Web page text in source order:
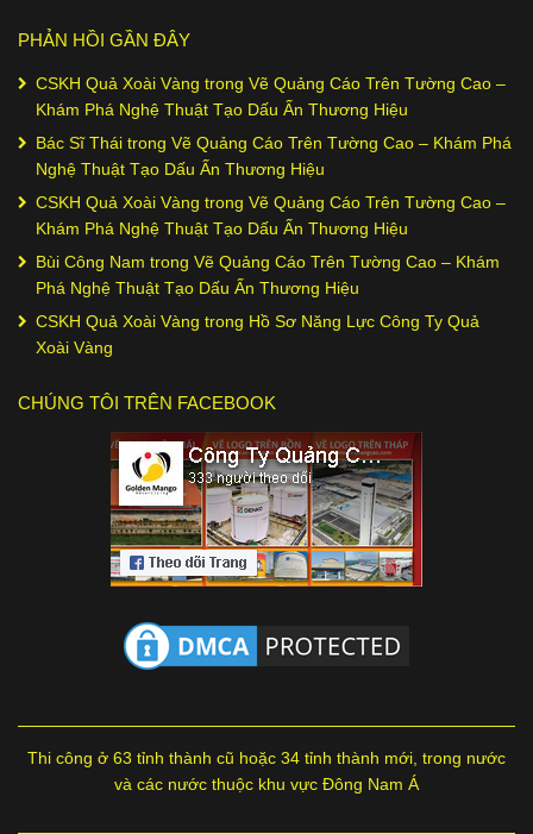
PHẢN HỒI GẦN ĐÂY
CSKH Quả Xoài Vàng trong Vẽ Quảng Cáo Trên Tường Cao –
Khám Phá Nghệ Thuật Tạo Dấu Ấn Thương Hiệu
Bác Sĩ Thái trong Vẽ Quảng Cáo Trên Tường Cao – Khám Phá
Nghệ Thuật Tạo Dấu Ấn Thương Hiệu
CSKH Quả Xoài Vàng trong Vẽ Quảng Cáo Trên Tường Cao –
Khám Phá Nghệ Thuật Tạo Dấu Ấn Thương Hiệu
Bùi Công Nam trong Vẽ Quảng Cáo Trên Tường Cao – Khám
Phá Nghệ Thuật Tạo Dấu Ấn Thương Hiệu
CSKH Quả Xoài Vàng trong Hồ Sơ Năng Lực Công Ty Quả
Xoài Vàng
CHÚNG TÔI TRÊN FACEBOOK
Thi công ở 63 tỉnh thành cũ hoặc 34 tỉnh thành mới, trong nước
và các nước thuộc khu vực Đông Nam Á